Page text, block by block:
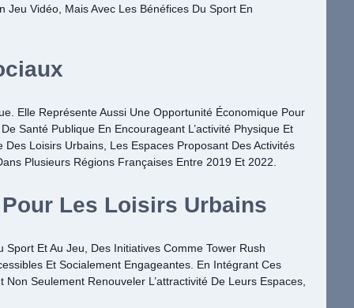
Jeu Vidéo, Mais Avec Les Bénéfices Du Sport En
Elle Représente Aussi Une Opportunité Économique Pour
Santé Publique En Encourageant L’activité Physique Et
Loisirs Urbains, Les Espaces Proposant Des Activités
Plusieurs Régions Françaises Entre 2019 Et 2022.
Les Loisirs Urbains
Et Au Jeu, Des Initiatives Comme Tower Rush
Et Socialement Engageantes. En Intégrant Ces
Seulement Renouveler L’attractivité De Leurs Espaces,